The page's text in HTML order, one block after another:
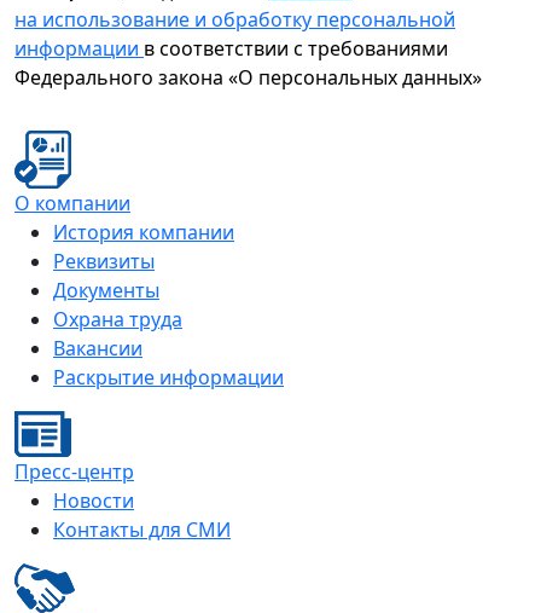
на использование и обработку персональной
информации в соответствии с требованиями
Федерального закона «О персональных данных»
О компании
История компании
Реквизиты
Документы
Охрана труда
Вакансии
Раскрытие информации
Пресс-центр
Новости
Контакты для СМИ